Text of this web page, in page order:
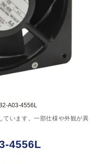
A03-4556L
います。一部仕様や外観が異
4556L